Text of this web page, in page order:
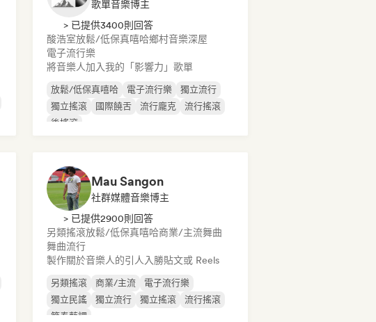
歌單音樂博主
> 已提供3400則回答
酸浩室放鬆/低保真嘻哈鄉村音樂深屋
電子流行樂
將音樂人加入我的「影響力」歌單
放鬆/低保真嘻哈 電子流行樂
獨立流行
獨立搖滾
國際饒舌 流行龐克
流行搖滾
後搖滾
Mau Sangon
社群媒體音樂博主
> 已提供2900則回答
另類搖滾放鬆/低保真嘻哈商業/主流舞曲
舞曲流行
製作關於音樂人的引人入勝貼文或 Reels
另類搖滾 商業/主流
電子流行樂
獨立民謠
獨立流行 獨立搖滾
流行搖滾
節奏藍調